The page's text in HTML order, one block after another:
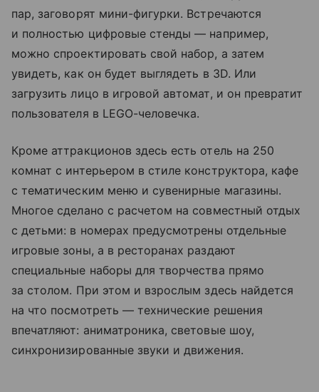
пар, заговорят мини-фигурки. Встречаются
и полностью цифровые стенды — например,
можно спроектировать свой набор, а затем
увидеть, как он будет выглядеть в 3D. Или
загрузить лицо в игровой автомат, и он превратит
пользователя в LEGO-человечка.
Кроме аттракционов здесь есть отель на 250
комнат с интерьером в стиле конструктора, кафе
с тематическим меню и сувенирные магазины.
Многое сделано с расчетом на совместный отдых
с детьми: в номерах предусмотрены отдельные
игровые зоны, а в ресторанах раздают
специальные наборы для творчества прямо
за столом. При этом и взрослым здесь найдется
на что посмотреть — технические решения
впечатляют: аниматроника, световые шоу,
синхронизированные звуки и движения.